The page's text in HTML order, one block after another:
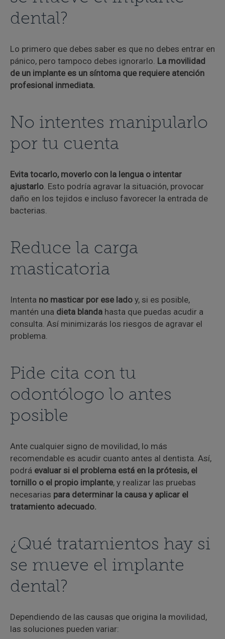
dental?
Lo primero que debes saber es que no debes entrar en
pánico, pero tampoco debes ignorarlo. La movilidad
de un implante es un síntoma que requiere atención
profesional inmediata.
No intentes manipularlo
por tu cuenta
Evita tocarlo, moverlo con la lengua o intentar
ajustarlo . Esto podría agravar la situación, provocar
daño en los tejidos e incluso favorecer la entrada de
bacterias.
Reduce la carga
masticatoria
Intenta no masticar por ese lado y, si es posible,
mantén una dieta blanda hasta que puedas acudir a
consulta. Así minimizarás los riesgos de agravar el
problema.
Pide cita con tu
odontólogo lo antes
posible
Ante cualquier signo de movilidad, lo más
recomendable es acudir cuanto antes al dentista. Así,
podrá evaluar si el problema está en la prótesis, el
tornillo o el propio implante, y realizar las pruebas
necesarias para determinar la causa y aplicar el
tratamiento adecuado.
¿Qué tratamientos hay si
se mueve el implante
dental?
Dependiendo de las causas que origina la movilidad,
las soluciones pueden variar: